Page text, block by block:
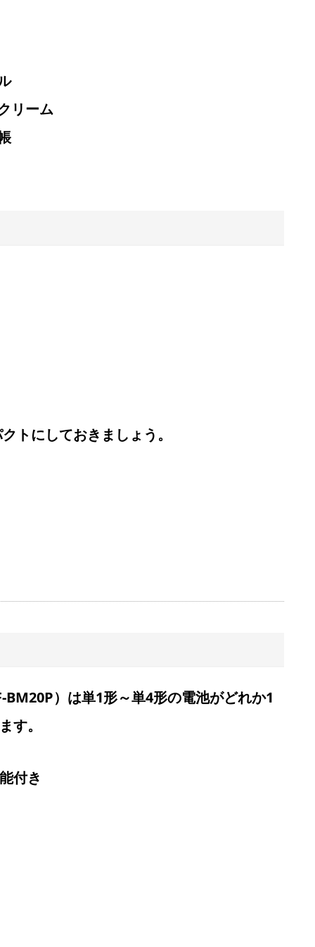
リーム
トにしておきましょう。
BM20P）は単1形～単4形の電池がどれか1
す。
付き